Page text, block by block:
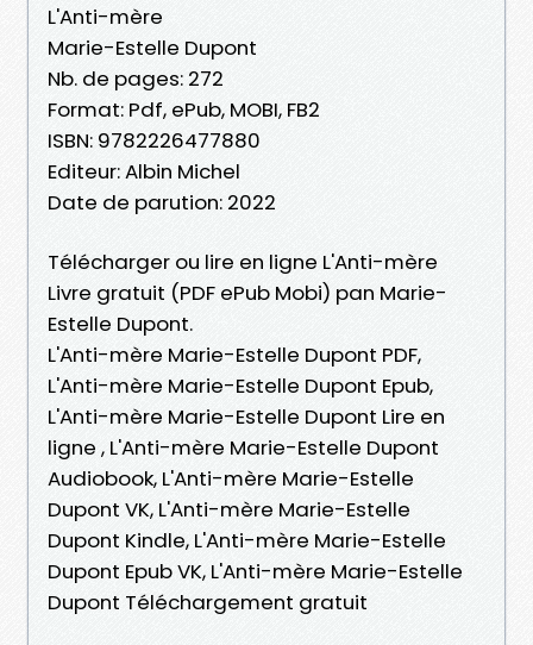
L'Anti-mère
Marie-Estelle Dupont
Nb. de pages: 272
Format: Pdf, ePub, MOBI, FB2
ISBN: 9782226477880
Editeur: Albin Michel
Date de parution: 2022
Télécharger ou lire en ligne L'Anti-mère
Livre gratuit (PDF ePub Mobi) pan Marie-
Estelle Dupont.
L'Anti-mère Marie-Estelle Dupont PDF,
L'Anti-mère Marie-Estelle Dupont Epub,
L'Anti-mère Marie-Estelle Dupont Lire en
ligne , L'Anti-mère Marie-Estelle Dupont
Audiobook, L'Anti-mère Marie-Estelle
Dupont VK, L'Anti-mère Marie-Estelle
Dupont Kindle, L'Anti-mère Marie-Estelle
Dupont Epub VK, L'Anti-mère Marie-Estelle
Dupont Téléchargement gratuit